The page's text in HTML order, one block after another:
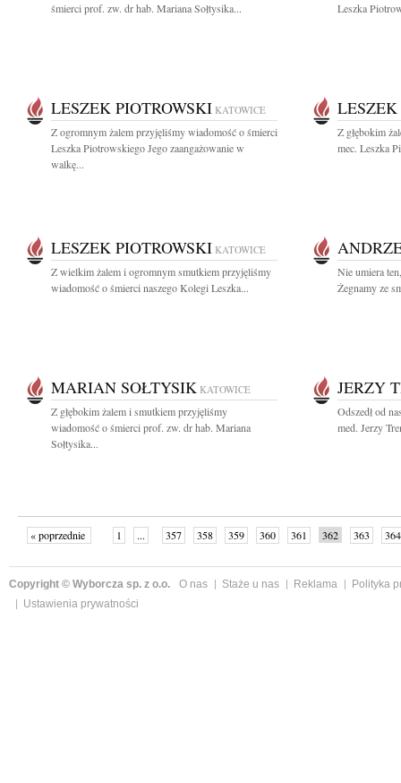
śmierci prof. zw. dr hab. Mariana Sołtysika...
Leszka
LESZEK PIOTROWSKI KATOWICE
Z ogromnym żalem przyjęliśmy wiadomość o śmierci
Leszka Piotrowskiego Jego zaangażowanie w
walkę...
Z głębokim
mec. Leszka
LESZEK PIOTROWSKI KATOWICE
Z wielkim żalem i ogromnym smutkiem przyjęliśmy
wiadomość o śmierci naszego Kolegi Leszka...
Nie umiera
Żegnamy ze
MARIAN SOŁTYSIK KATOWICE
Z głębokim żalem i smutkiem przyjęliśmy
wiadomość o śmierci prof. zw. dr hab. Mariana
Sołtysika...
JERZY
Odszedł od
med. Jerzy
« poprzednie 1 ... 357 358 359 360 361 362 363
364
Copyright © Wyborcza sp. z o.o. O nas Staże u nas Reklama
Polityka
Ustawienia prywatności